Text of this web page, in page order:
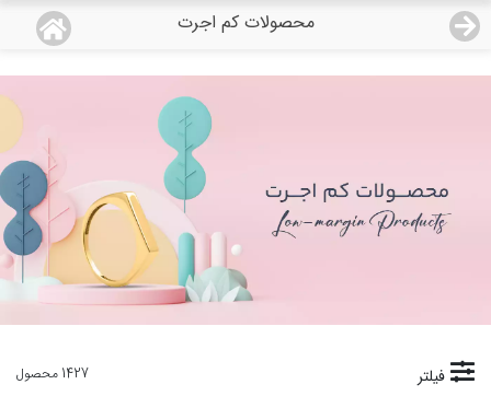
محصولات کم اجرت
منو
نمایندگی ها
فیلتر 1427 محصول